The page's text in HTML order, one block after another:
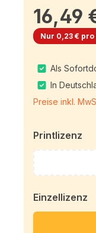
16,49
Nur 0,23 € pro
Als
In
Preise inkl.
Printlizenz
Einzellizenz